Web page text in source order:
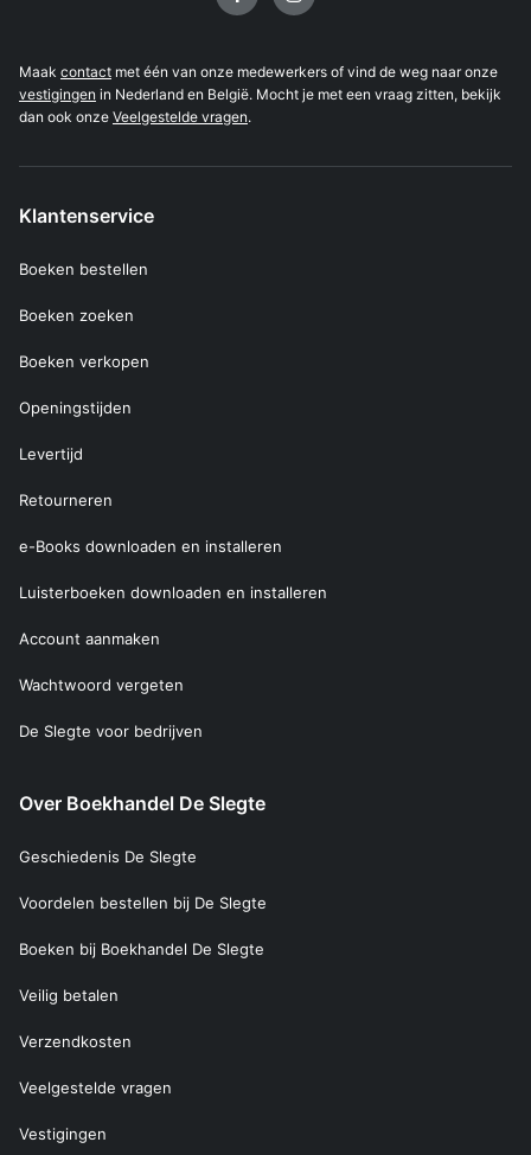
Maak contact met één van onze medewerkers of vind de weg naar onze
vestigingen in Nederland en België. Mocht je met een vraag zitten, bekijk
dan ook onze Veelgestelde vragen.
Klantenservice
Boeken bestellen
Boeken zoeken
Boeken verkopen
Openingstijden
Levertijd
Retourneren
e-Books downloaden en installeren
Luisterboeken downloaden en installeren
Account aanmaken
Wachtwoord vergeten
De Slegte voor bedrijven
Over Boekhandel De Slegte
Geschiedenis De Slegte
Voordelen bestellen bij De Slegte
Boeken bij Boekhandel De Slegte
Veilig betalen
Verzendkosten
Veelgestelde vragen
Vestigingen